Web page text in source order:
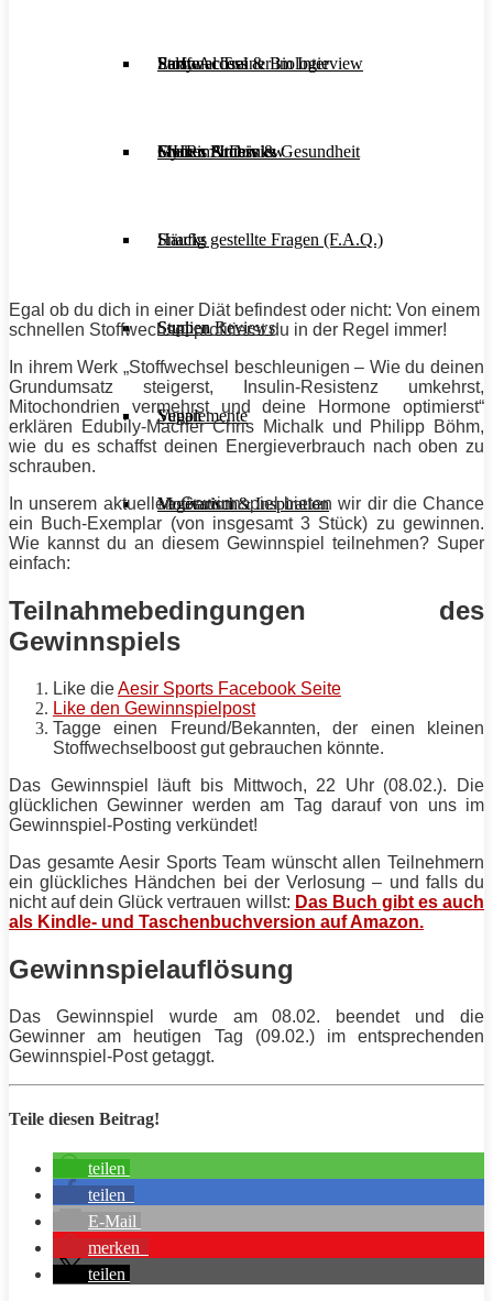
Stoffwechsel & Biologie
Frauen Fitness & Gesundheit
Häufig gestellte Fragen (F.A.Q.)
Studien Reviews
Supplemente
Motivation & Inspiration
Salate
Shakes & Drinks
Snacks
Suppen
Vegan
Vegetarisch
Personal Trainer im Interview
Gym im Interview
Early Access
MHRx Archiv
Egal ob du dich in einer Diät befindest oder nicht: Von einem
schnellen Stoffwechsel profitierst du in der Regel immer!
In ihrem Werk „Stoffwechsel beschleunigen – Wie du deinen
Grundumsatz steigerst, Insulin-Resistenz umkehrst,
Mitochondrien vermehrst und deine Hormone optimierst“
erklären Edubily-Macher Chris Michalk und Philipp Böhm,
wie du es schaffst deinen Energieverbrauch nach oben zu
schrauben.
In unserem aktuellen Gewinnspiel bieten wir dir die Chance
ein Buch-Exemplar (von insgesamt 3 Stück) zu gewinnen.
Wie kannst du an diesem Gewinnspiel teilnehmen? Super
einfach:
Teilnahmebedingungen des
Gewinnspiels
Like dieAesir Sports Facebook Seite
Like den Gewinnspielpost
Tagge einen Freund/Bekannten, der einen kleinen
Stoffwechselboost gut gebrauchen könnte.
Das Gewinnspiel läuft bis Mittwoch, 22 Uhr (08.02.). Die
glücklichen Gewinner werden am Tag darauf von uns im
Gewinnspiel-Posting verkündet!
Das gesamte Aesir Sports Team wünscht allen Teilnehmern
ein glückliches Händchen bei der Verlosung – und falls du
nicht auf dein Glück vertrauen willst: Das Buch gibt es auch
als Kindle- und Taschenbuchversion auf Amazon.
Gewinnspielauflösung
Das Gewinnspiel wurde am 08.02. beendet und die
Gewinner am heutigen Tag (09.02.) im entsprechenden
Gewinnspiel-Post getaggt.
Teile diesen Beitrag!
teilen
teilen
E-Mail
merken
teilen